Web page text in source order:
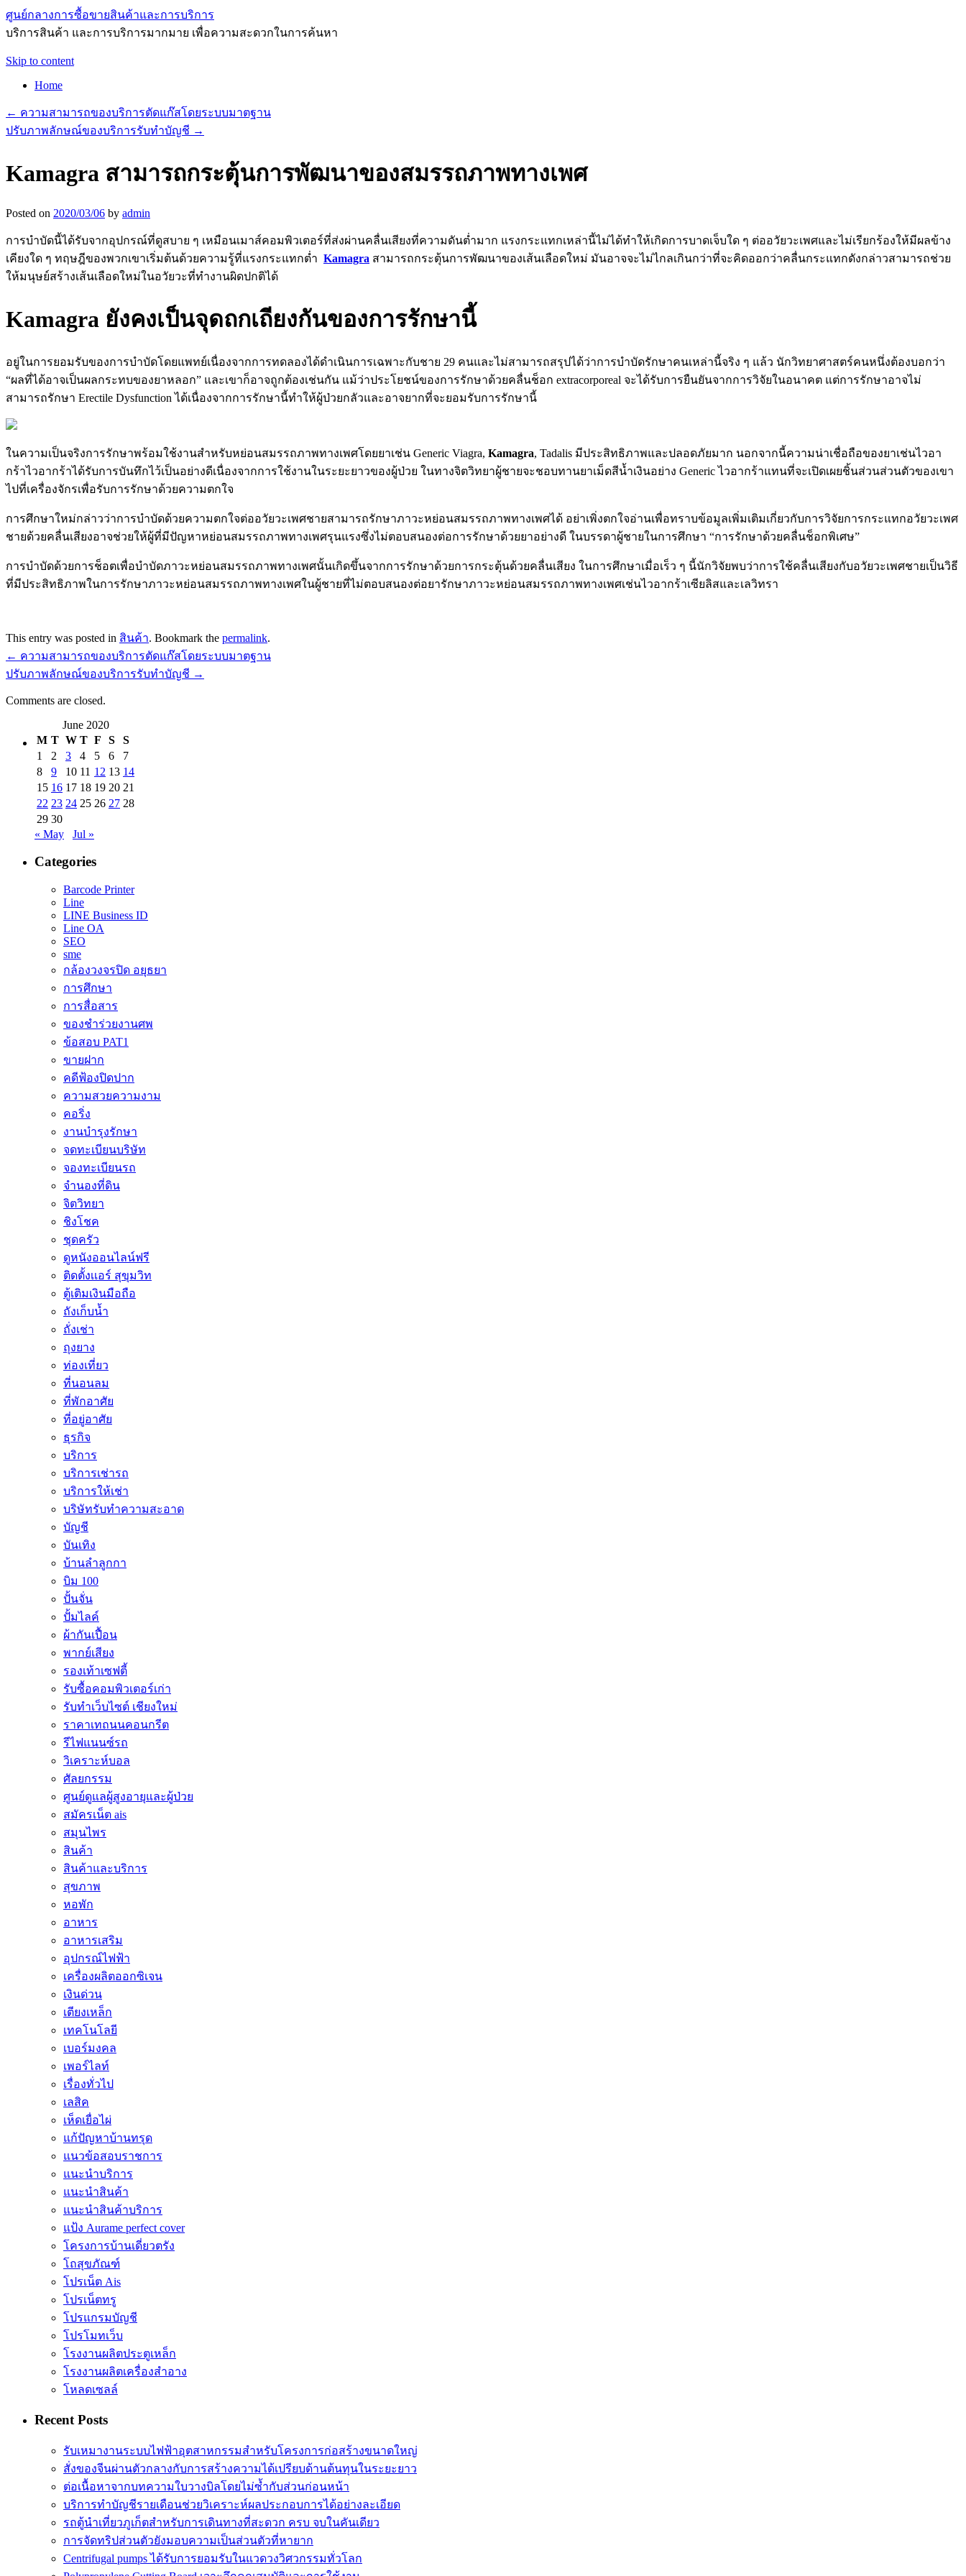
ศูนย์กลางการซื้อขายสินค้าและการบริการ
บริการสินค้า และการบริการมากมาย เพื่อความสะดวกในการค้นหา
Skip to content
Home
← ความสามารถของบริการตัดแก๊สโดยระบบมาตฐาน
ปรับภาพลักษณ์ของบริการรับทำบัญชี →
Kamagra สามารถกระตุ้นการพัฒนาของสมรรถภาพทางเพศ
Posted on 2020/03/06 by admin
การบำบัดนี้ได้รับจากอุปกรณ์ที่ดูสบาย ๆ เหมือนเมาส์คอมพิวเตอร์ที่ส่งผ่านคลื่นเสียงที่ความดันต่ำมาก แรงกระแทกเหล่านี้ไม่ได้ทำให้เกิดการบาดเจ็บใด ๆ ต่ออวัยวะเพศและไม่เรียกร้องให้มีผลข้าง
เคียงใด ๆ ทฤษฎีของพวกเขาเริ่มต้นด้วยความรู้ที่แรงกระแทกต่ำ Kamagra สามารถกระตุ้นการพัฒนาของเส้นเลือดใหม่ มันอาจจะไม่ไกลเกินกว่าที่จะคิดออกว่าคลื่นกระแทกดังกล่าวสามารถช่วย
ให้มนุษย์สร้างเส้นเลือดใหม่ในอวัยวะที่ทำงานผิดปกติได้
Kamagra ยังคงเป็นจุดถกเถียงกันของการรักษานี้
อยู่ในการยอมรับของการบำบัดโดยแพทย์เนื่องจากการทดลองได้ดำเนินการเฉพาะกับชาย 29 คนและไม่สามารถสรุปได้ว่าการบำบัดรักษาคนเหล่านี้จริง ๆ แล้ว นักวิทยาศาสตร์คนหนึ่งต้องบอกว่า
“ผลที่ได้อาจเป็นผลกระทบของยาหลอก” และเขาก็อาจถูกต้องเช่นกัน แม้ว่าประโยชน์ของการรักษาด้วยคลื่นช็อก extracorporeal จะได้รับการยืนยันจากการวิจัยในอนาคต แต่การรักษาอาจไม่
สามารถรักษา Erectile Dysfunction ได้เนื่องจากการรักษานี้ทำให้ผู้ป่วยกลัวและอาจยากที่จะยอมรับการรักษานี้
ในความเป็นจริงการรักษาพร้อมใช้งานสำหรับหย่อนสมรรถภาพทางเพศโดยยาเช่น Generic Viagra, Kamagra, Tadalis มีประสิทธิภาพและปลอดภัยมาก นอกจากนี้ความน่าเชื่อถือของยาเช่นไวอา
กร้าไวอากร้าได้รับการบันทึกไว้เป็นอย่างดีเนื่องจากการใช้งานในระยะยาวของผู้ป่วย ในทางจิตวิทยาผู้ชายจะชอบทานยาเม็ดสีน้ำเงินอย่าง Generic ไวอากร้าแทนที่จะเปิดเผยชิ้นส่วนส่วนตัวของเขา
ไปที่เครื่องจักรเพื่อรับการรักษาด้วยความตกใจ
การศึกษาใหม่กล่าวว่าการบำบัดด้วยความตกใจต่ออวัยวะเพศชายสามารถรักษาภาวะหย่อนสมรรถภาพทางเพศได้ อย่าเพิ่งตกใจอ่านเพื่อทราบข้อมูลเพิ่มเติมเกี่ยวกับการวิจัยการกระแทกอวัยวะเพศ
ชายด้วยคลื่นเสียงอาจช่วยให้ผู้ที่มีปัญหาหย่อนสมรรถภาพทางเพศรุนแรงซึ่งไม่ตอบสนองต่อการรักษาด้วยยาอย่างดี ในบรรดาผู้ชายในการศึกษา “การรักษาด้วยคลื่นช็อกพิเศษ”
การบำบัดด้วยการช็อตเพื่อบำบัดภาวะหย่อนสมรรถภาพทางเพศนั้นเกิดขึ้นจากการรักษาด้วยการกระตุ้นด้วยคลื่นเสียง ในการศึกษาเมื่อเร็ว ๆ นี้นักวิจัยพบว่าการใช้คลื่นเสียงกับอวัยวะเพศชายเป็นวิธี
ที่มีประสิทธิภาพในการรักษาภาวะหย่อนสมรรถภาพทางเพศในผู้ชายที่ไม่ตอบสนองต่อยารักษาภาวะหย่อนสมรรถภาพทางเพศเช่นไวอากร้าเซียลิสและเลวิทรา
This entry was posted in สินค้า. Bookmark the permalink.
← ความสามารถของบริการตัดแก๊สโดยระบบมาตฐาน
ปรับภาพลักษณ์ของบริการรับทำบัญชี →
Comments are closed.
June 2020
M T W T F S
S
1
2 3 4 5 6
7
8
9 10 11 12 13 14
15 16 17 18 19 20 21
22 23 24 25 26 27 28
29 30
« May
Jul »
Categories
Barcode Printer
Line
LINE Business ID
Line OA
SEO
sme
กล้องวงจรปิด อยุธยา
การศึกษา
การสื่อสาร
ของชำร่วยงานศพ
ข้อสอบ PAT1
ขายฝาก
คดีฟ้องปิดปาก
ความสวยความงาม
คอริ่ง
งานบำรุงรักษา
จดทะเบียนบริษัท
จองทะเบียนรถ
จำนองที่ดิน
จิตวิทยา
ชิงโชค
ชุดครัว
ดูหนังออนไลน์ฟรี
ติดตั้งเเอร์ สุขุมวิท
ตู้เติมเงินมือถือ
ถังเก็บน้ำ
ถั่งเช่า
ถุงยาง
ท่องเที่ยว
ที่นอนลม
ที่พักอาศัย
ที่อยู่อาศัย
ธุรกิจ
บริการ
บริการเช่ารถ
บริการให้เช่า
บริษัทรับทำความสะอาด
บัญชี
บันเทิง
บ้านลำลูกกา
บิม 100
ปั้นจั่น
ปั้มไลค์
ผ้ากันเปื้อน
พากย์เสียง
รองเท้าเซฟตี้
รับซื้อคอมพิวเตอร์เก่า
รับทำเว็บไซต์ เชียงใหม่
ราคาเทถนนคอนกรีต
รีไฟแนนซ์รถ
วิเคราะห์บอล
ศัลยกรรม
ศูนย์ดูแลผู้สูงอายุและผู้ป่วย
สมัครเน็ต ais
สมุนไพร
สินค้า
สินค้าและบริการ
สุขภาพ
หอพัก
อาหาร
อาหารเสริม
อุปกรณ์ไฟฟ้า
เครื่องผลิตออกซิเจน
เงินด่วน
เตียงเหล็ก
เทคโนโลยี
เบอร์มงคล
เพอร์ไลท์
เรื่องทั่วไป
เลสิค
เห็ดเยื่อไผ่
แก้ปัญหาบ้านทรุด
แนวข้อสอบราชการ
แนะนำบริการ
แนะนำสินค้า
แนะนำสินค้าบริการ
แป้ง Aurame perfect cover
โครงการบ้านเดี่ยวตรัง
โถสุขภัณฑ์
โปรเน็ต Ais
โปรเน็ตทรู
โปรแกรมบัญชี
โปรโมทเว็บ
โรงงานผลิตประตูเหล็ก
โรงงานผลิตเครื่องสำอาง
โหลดเซลล์
Recent Posts
รับเหมางานระบบไฟฟ้าอุตสาหกรรมสำหรับโครงการก่อสร้างขนาดใหญ่
สั่งของจีนผ่านตัวกลางกับการสร้างความได้เปรียบด้านต้นทุนในระยะยาว
ต่อเนื้อหาจากบทความใบวางบิลโดยไม่ซ้ำกับส่วนก่อนหน้า
บริการทำบัญชีรายเดือนช่วยวิเคราะห์ผลประกอบการได้อย่างละเอียด
รถตู้นำเที่ยวภูเก็ตสำหรับการเดินทางที่สะดวก ครบ จบในคันเดียว
การจัดทริปส่วนตัวยังมอบความเป็นส่วนตัวที่หายาก
Centrifugal pumps ได้รับการยอมรับในแวดวงวิศวกรรมทั่วโลก